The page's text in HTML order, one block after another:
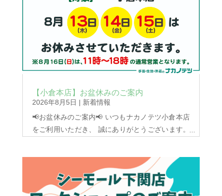
【小倉本店】お盆休みのご案内
2026年8月5日 | 新着情報
📢お盆休みのご案内📢 いつもナカノテツ小倉本店
をご利用いただき、 誠にありがとうございます。
（日）は、11:00～18:00の 通常営業となります。
ご不便をおかけし誠に申し訳ございませんが、 何
卒ご理解のほどよろしくお願いいたします。 な